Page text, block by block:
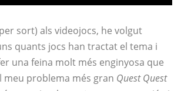
sort) als videojocs, he volgut
quants jocs han tractat el tema i
una feina molt més enginyosa que
meu problema més gran Quest Quest